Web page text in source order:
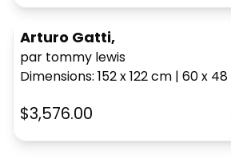
Arturo Gatti,
par tommy lewis
Dimensions: 152 x 122cm | 60 x 48
$3,576.00